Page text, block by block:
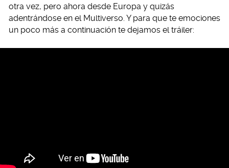
otra vez, pero ahora desde Europa y quizás
adentrándose en el Multiverso. Y para que te emociones
un poco más a continuación te dejamos el tráiler: